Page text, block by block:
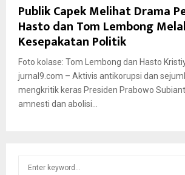
Publik Capek Melihat Drama
Hasto dan Tom Lembong
Kesepakatan Politik
Foto kolase: Tom Lembong dan Hasto
jurnal9.com – Aktivis antikorupsi dan
mengkritik keras Presiden Prabowo
amnesti dan abolisi...